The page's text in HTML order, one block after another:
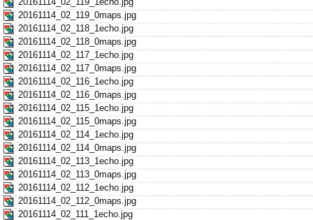
20161114_02_119_0maps.jpg
20161114_02_118_1echo.jpg
20161114_02_118_0maps.jpg
20161114_02_117_1echo.jpg
20161114_02_117_0maps.jpg
20161114_02_116_1echo.jpg
20161114_02_116_0maps.jpg
20161114_02_115_1echo.jpg
20161114_02_115_0maps.jpg
20161114_02_114_1echo.jpg
20161114_02_114_0maps.jpg
20161114_02_113_1echo.jpg
20161114_02_113_0maps.jpg
20161114_02_112_1echo.jpg
20161114_02_112_0maps.jpg
20161114_02_111_1echo.jpg